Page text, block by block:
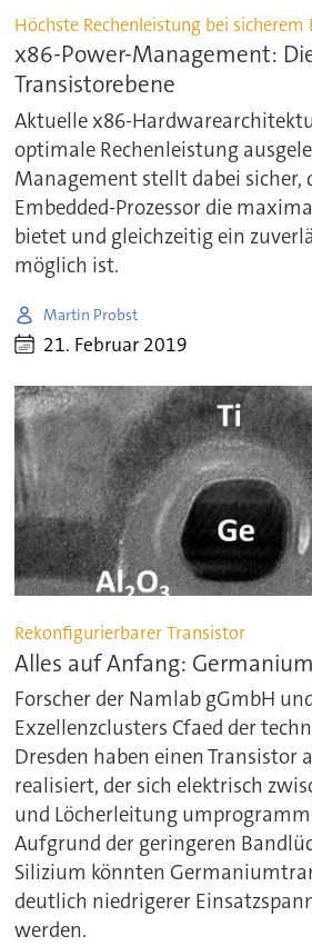
Höchste Rechenleistung bei sicherem
x86-Power-Management:
Transistorebene
Aktuelle x86-
optimale Rechenleistung
Management stellt dabei sicher,
Embedded-Prozessor die
bietet und gleichzeitig ein
möglich ist.
Martin Probst
21. Februar 2019
Rekonfigurierbarer Transistor
Alles auf Anfang:
Forscher der Namlab gGmbH
Exzellenzclusters Cfaed der
Dresden haben einen Transistor
realisiert, der sich elektrisch
und Löcherleitung
Aufgrund der geringeren
Silizium könnten
deutlich niedrigerer
werden.